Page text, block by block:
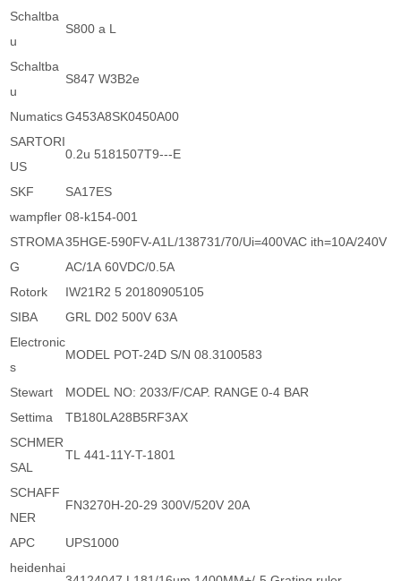
Schaltba
u
S800 a L
Schaltba
u
S847 W3B2e
Numatics G453A8SK0450A00
SARTORI
US
0.2u 5181507T9---E
SKF
SA17ES
wampfler 08-k154-001
STROMA
G
35HGE-590FV-A1L/138731/70/Ui=400VAC ith=10A/240V
AC/1A 60VDC/0.5A
Rotork
IW21R2 5 20180905105
SIBA
GRL D02 500V 63A
Electronic
s
MODEL POT-24D S/N 08.3100583
Stewart
MODEL NO: 2033/F/CAP. RANGE 0-4 BAR
Settima
TB180LA28B5RF3AX
SCHMER
SAL
TL 441-11Y-T-1801
SCHAFF
NER
FN3270H-20-29 300V/520V 20A
APC
UPS1000
heidenhai